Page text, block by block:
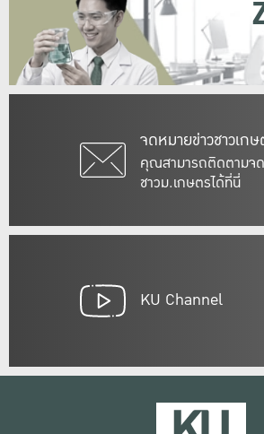
จดหมายข่าวชาวเก
คุณสามารถติดตามจ
ชาวม.เกษตรได้ที่นี่
KU Channel